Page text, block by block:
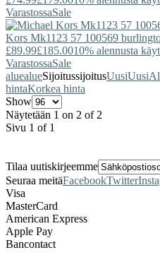
VarastossaSale
Kors Mk1123 57 100569
£89.99£185.0010% alennusta
VarastossaSale
aluealueSijoitussijoitusUusiUusi
hintaKorkea hinta
Show
Näytetään 1 on 2 of 2
Sivu 1 of 1
Tilaa uutiskirjeemme
Seuraa meitäFacebookTwitter
Visa
MasterCard
American Express
Apple Pay
Bancontact